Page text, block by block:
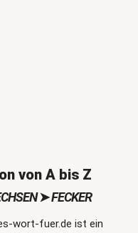
von A bis Z
➤FECKER
wort-fuer.de ist ein